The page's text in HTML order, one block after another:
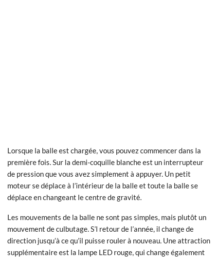
Lorsque la balle est chargée, vous pouvez commencer dans la
première fois. Sur la demi-coquille blanche est un interrupteur
de pression que vous avez simplement à appuyer. Un petit
moteur se déplace à l’intérieur de la balle et toute la balle se
déplace en changeant le centre de gravité.
Les mouvements de la balle ne sont pas simples, mais plutôt un
mouvement de culbutage. S’l retour de l’année, il change de
direction jusqu’à ce qu’il puisse rouler à nouveau. Une attraction
supplémentaire est la lampe LED rouge, qui change également